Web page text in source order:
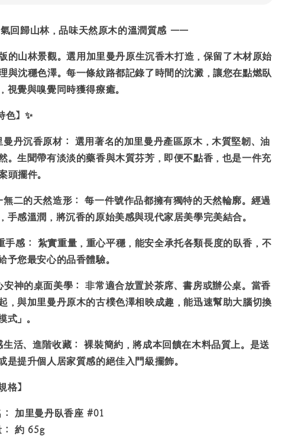
回歸山林，品味天然原木的溫潤質感 ——
的山林景觀。選用 加里曼丹原生沉香木打造，保留了木材原始
與沈穩色澤。每一條紋路都記錄了時間的沈澱，讓您在點燃臥
視覺與嗅覺同時獲得療癒。
】 ✨
曼丹沉香原材：
選用著名的加里曼丹產區原木，木質堅韌、油
。生聞帶有淡淡的藥香與木質芬芳，即便不點香，也是一件充
頭擺件。
無二的天然造形：
每一件號作品都擁有獨特的天然輪廓。經過
手感溫潤，將沉香的原始美感與現代家居美學完美結合。
手感：
紮實重量，重心平穩，能安全承托各類長度的臥香，不
予您最安心的品香體驗。
安神的桌面美學：
非常適合放置於茶席、書房或辦公桌。當香
，與加里曼丹原木的古樸色澤相映成趣，能迅速幫助大腦切換
式」。
生活、進階收藏：
裸裝簡約，將成本回饋在木料品質上。是送
是提升個人居家質感的絕佳入門級擺飾。
格】
加里曼丹臥香座 #01
約 65g